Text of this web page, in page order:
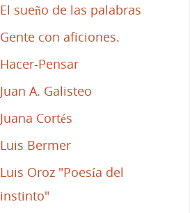
El sueño de las palabras
Gente con aficiones.
Hacer-Pensar
Juan A. Galisteo
Juana Cortés
Luis Bermer
Luis Oroz "Poesía del
instinto"